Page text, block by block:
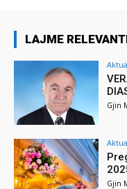
LAJME
Gjin
Gjin